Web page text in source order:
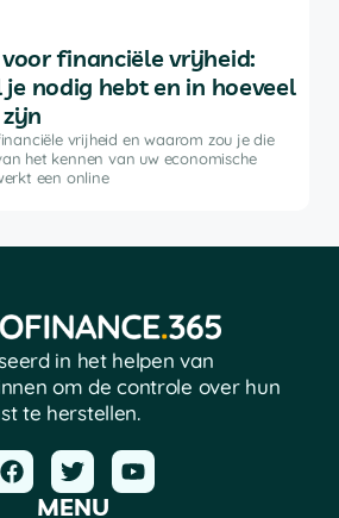
financiële vrijheid:
nodig hebt en in hoeveel
vrijheid en waarom zou je die
het kennen van uw economische
een online
in het helpen van
om de controle over hun
te herstellen.
MENU